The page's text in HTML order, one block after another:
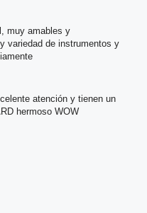
muy amables y
variedad de instrumentos y
atención y tienen un
hermoso WOW